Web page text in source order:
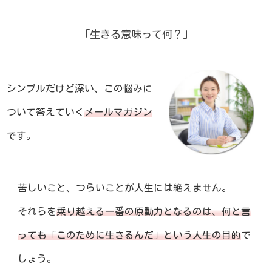
「生きる意味って何？」
シンプルだけど深い、 この悩みに
ついて答えていくメールマガジン
です。
苦しいこと、つらいことが人生には絶えません。
それらを乗り越える一番の原動力となるのは、何と言
っても「このために生きるんだ」という人生の目的で
しょう。